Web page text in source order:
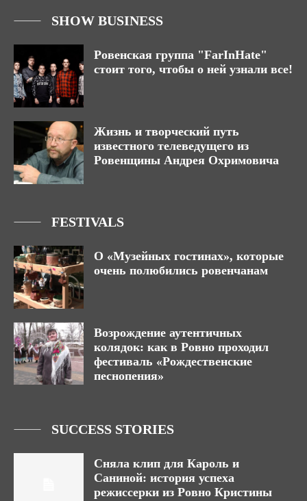
SHOW BUSINESS
Ровенская группа "FarInHate"
стоит того, чтобы о ней узнали все!
Жизнь и творческий путь
известного телеведущего из
Ровенщины Андрея Охримовича
FESTIVALS
О «Музейных гостинах», которые
очень полюбились ровенчанам
Возрождение аутентичных
колядок: как в Ровно проходил
фестиваль «Рождественские
песнопения»
SUCCESS STORIES
Сняла клип для Кароль и
Саниной: история успеха
режиссерки из Ровно Кристины